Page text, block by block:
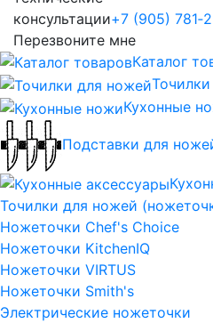
консультации+7 (905)
Перезвоните мне
Каталог
Кухонные
Подставки для
Точилки для ножей
Ножеточки Chef's Choice
Ножеточки KitchenIQ
Ножеточки VIRTUS
Ножеточки Smith's
Электрические ножеточки